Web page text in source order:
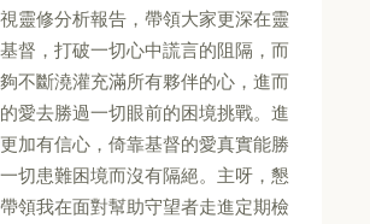
靈修分析報告，帶領大家更深在靈
督，打破一切心中謊言的阻隔，而
不斷澆灌充滿所有夥伴的心，進而
愛去勝過一切眼前的困境挑戰。進
加有信心，倚靠基督的愛真實能勝
切患難困境而沒有隔絕。主呀，懇
領我在面對幫助守望者走進定期檢